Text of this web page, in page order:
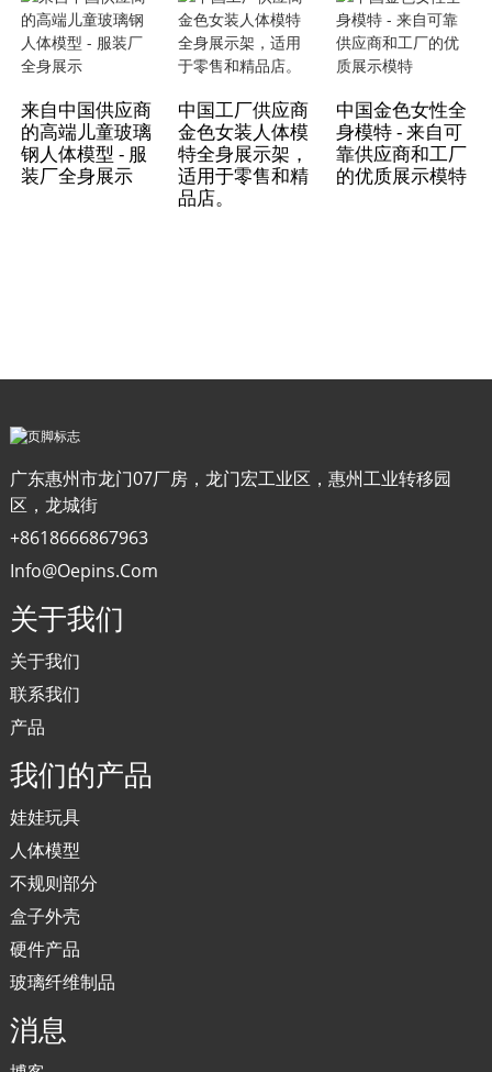
来自中国供应商
的高端儿童玻璃
钢人体模型 - 服
装厂全身展示
中国工厂供应商
金色女装人体模
特全身展示架，
适用于零售和精
品店。
中国金色女性全
身模特 - 来自可
靠供应商和工厂
的优质展示模特
广东惠州市龙门07厂房，龙门宏工业区，惠州工业转移园
区，龙城街
+8618666867963
Info@oepins.com
关于我们
关于我们
联系我们
产品
我们的产品
娃娃玩具
人体模型
不规则部分
盒子外壳
硬件产品
玻璃纤维制品
消息